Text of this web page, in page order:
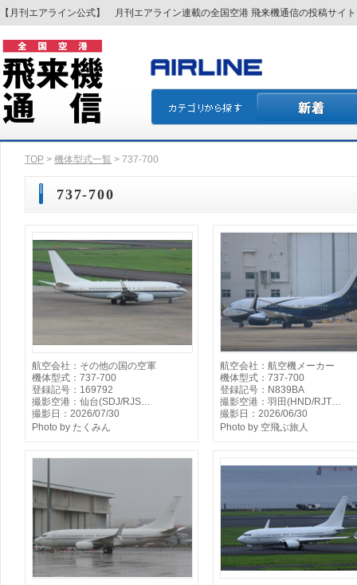
【月刊エアライン公式】 月刊エアライン連載の全国空港 飛来機通信の投稿サイ
TOP > 機体型式一覧 > 737-700
737-700
航空会社：その他の国の空軍
機体型式：737-700
登録記号：169792
撮影空港：仙台(SDJ/RJS…
撮影日：2026/07/30
Photo by たくみん
航空会社：航空機メーカー
機体型式：737-700
登録記号：N839BA
撮影空港：羽田(HND/RJT…
撮影日：2026/06/30
Photo by 空飛ぶ旅人